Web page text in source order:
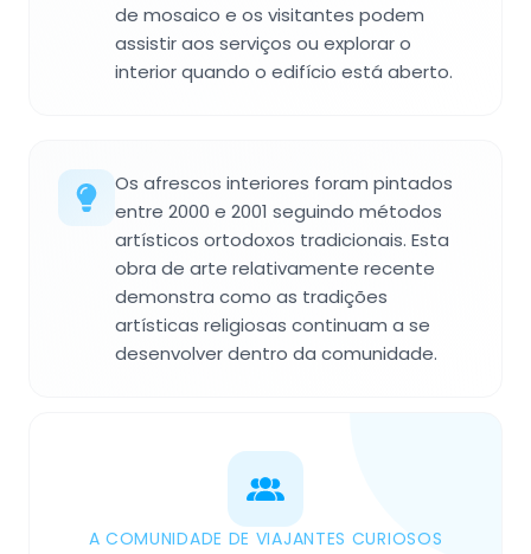
de mosaico e os visitantes podem
assistir aos serviços ou explorar o
interior quando o edifício está aberto.
Os afrescos interiores foram pintados
entre 2000 e 2001 seguindo métodos
artísticos ortodoxos tradicionais. Esta
obra de arte relativamente recente
demonstra como as tradições
artísticas religiosas continuam a se
desenvolver dentro da comunidade.
A COMUNIDADE DE VIAJANTES CURIOSOS